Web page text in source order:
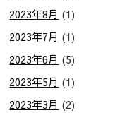
2023年8月 (1)
2023年7月 (1)
2023年6月 (5)
2023年5月 (1)
2023年3月 (2)